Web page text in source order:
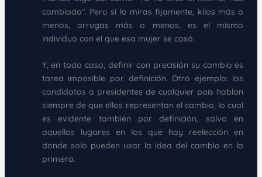
cambiado”. Pero si lo miras fijamente, kilos más o
menos, arrugas más o menos, es el mismo
individuo con el que esa mujer se casó.
Y, en todo caso, definir con precisión su cambio es
tarea imposible por definición. Otro ejemplo: los
candidatos a presidentes de cualquier país hablan
siempre de que ellos representan el cambio, lo cual
es evidente también por definición, salvo en
aquellos lugares en los que hay reelección en
donde solo pueden usar la idea del cambio en la
primera.